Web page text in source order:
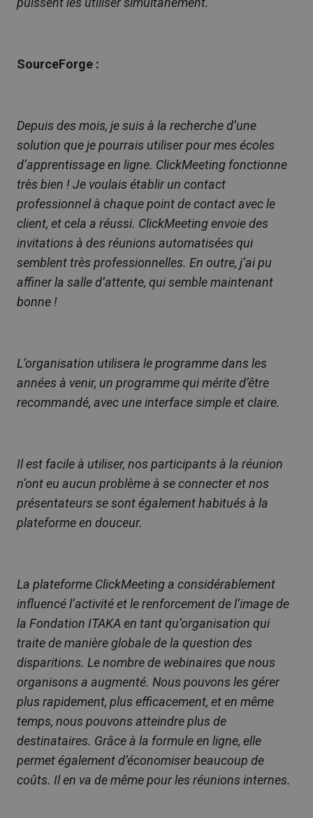
SourceForge :
Depuis des mois, je suis à la recherche d’une
solution que je pourrais utiliser pour mes écoles
d’apprentissage en ligne. ClickMeeting fonctionne
très bien ! Je voulais établir un contact
professionnel à chaque point de contact avec le
client, et cela a réussi. ClickMeeting envoie des
invitations à des réunions automatisées qui
semblent très professionnelles. En outre, j’ai pu
affiner la salle d’attente, qui semble maintenant
bonne !
L’organisation utilisera le programme dans les
années à venir, un programme qui mérite d’être
recommandé, avec une interface simple et claire.
Il est facile à utiliser, nos participants à la réunion
n’ont eu aucun problème à se connecter et nos
présentateurs se sont également habitués à la
plateforme en douceur.
La plateforme ClickMeeting a considérablement
influencé l’activité et le renforcement de l’image de
la Fondation ITAKA en tant qu’organisation qui
traite de manière globale de la question des
disparitions. Le nombre de webinaires que nous
organisons a augmenté. Nous pouvons les gérer
plus rapidement, plus efficacement, et en même
temps, nous pouvons atteindre plus de
destinataires. Grâce à la formule en ligne, elle
permet également d’économiser beaucoup de
coûts. Il en va de même pour les réunions internes.